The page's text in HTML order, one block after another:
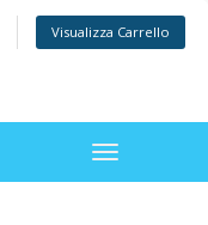
Visualizza Carrello
Toggle
navigation